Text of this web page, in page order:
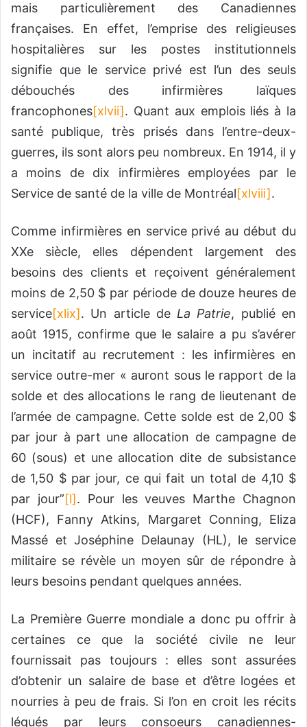
mais particulièrement des Canadiennes
françaises. En effet, l’emprise des religieuses
hospitalières sur les postes institutionnels
signifie que le service privé est l’un des seuls
débouchés des infirmières laïques
francophones[xlvii]. Quant aux emplois liés à la
santé publique, très prisés dans l’entre-deux-
guerres, ils sont alors peu nombreux. En 1914, il y
a moins de dix infirmières employées par le
Service de santé de la ville de Montréal[xlviii].
Comme infirmières en service privé au début du
XXe siècle, elles dépendent largement des
besoins des clients et reçoivent généralement
moins de 2,50 $ par période de douze heures de
service[xlix]. Un article de La Patrie, publié en
août 1915, confirme que le salaire a pu s’avérer
un incitatif au recrutement : les infirmières en
service outre-mer « auront sous le rapport de la
solde et des allocations le rang de lieutenant de
l’armée de campagne. Cette solde est de 2,00 $
par jour à part une allocation de campagne de
60 (sous) et une allocation dite de subsistance
de 1,50 $ par jour, ce qui fait un total de 4,10 $
par jour”[l]. Pour les veuves Marthe Chagnon
(HCF), Fanny Atkins, Margaret Conning, Eliza
Massé et Joséphine Delaunay (HL), le service
militaire se révèle un moyen sûr de répondre à
leurs besoins pendant quelques années.
La Première Guerre mondiale a donc pu offrir à
certaines ce que la société civile ne leur
fournissait pas toujours : elles sont assurées
d’obtenir un salaire de base et d’être logées et
nourries à peu de frais. Si l’on en croit les récits
légués par leurs consoeurs canadiennes-